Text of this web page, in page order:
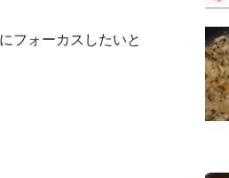
フォーカスしたいと